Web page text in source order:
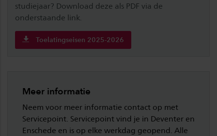
studiejaar? Download deze als PDF via de
onderstaande link.
Toelatingseisen 2025-2026
Meer informatie
Neem voor meer informatie contact op met
Servicepoint. Servicepoint vind je in Deventer en
Enschede en is op elke werkdag geopend. Alle